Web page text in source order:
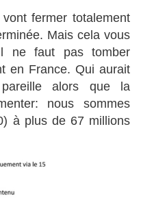
fermer totalement
Mais cela vous
ne faut pas tomber
en France. Qui aurait
alors que la
nous sommes
à plus de 67 millions